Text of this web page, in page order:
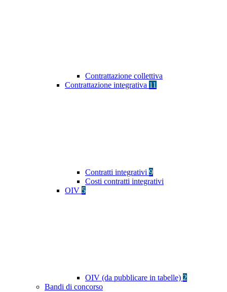
Contrattazione collettiva
Contrattazione integrativa 11
Contratti integrativi 9
Costi contratti integrativi
OIV 5
OIV (da pubblicare in tabelle) 2
Bandi di concorso